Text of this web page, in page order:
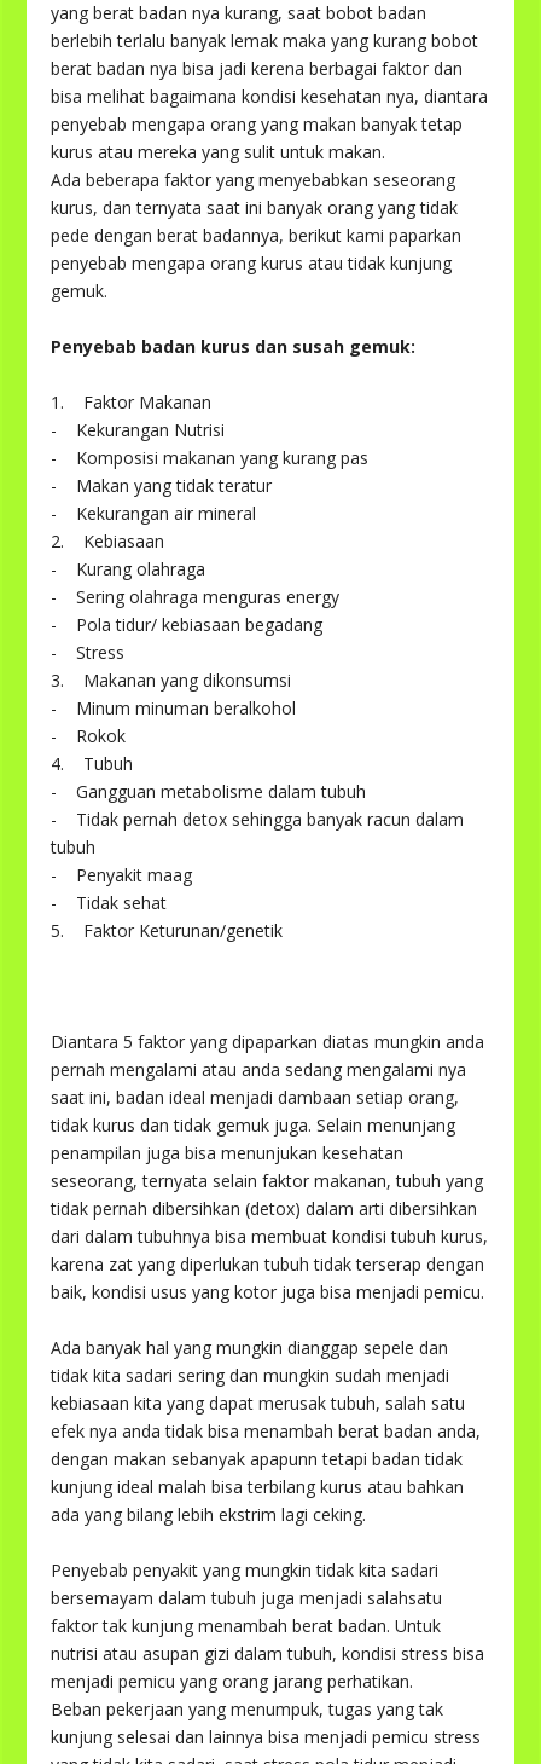
yang berat badan nya kurang, saat bobot badan
berlebih terlalu banyak lemak maka yang kurang bobot
berat badan nya bisa jadi kerena berbagai faktor dan
bisa melihat bagaimana kondisi kesehatan nya, diantara
penyebab mengapa orang yang makan banyak tetap
kurus atau mereka yang sulit untuk makan.
Ada beberapa faktor yang menyebabkan seseorang
kurus, dan ternyata saat ini banyak orang yang tidak
pede dengan berat badannya, berikut kami paparkan
penyebab mengapa orang kurus atau tidak kunjung
gemuk.
Penyebab badan kurus dan susah gemuk:
1. Faktor Makanan
- Kekurangan Nutrisi
- Komposisi makanan yang kurang pas
- Makan yang tidak teratur
- Kekurangan air mineral
2. Kebiasaan
- Kurang olahraga
- Sering olahraga menguras energy
- Pola tidur/ kebiasaan begadang
- Stress
3. Makanan yang dikonsumsi
- Minum minuman beralkohol
- Rokok
4. Tubuh
- Gangguan metabolisme dalam tubuh
- Tidak pernah detox sehingga banyak racun dalam
tubuh
- Penyakit maag
- Tidak sehat
5. Faktor Keturunan/genetik
Diantara 5 faktor yang dipaparkan diatas mungkin anda
pernah mengalami atau anda sedang mengalami nya
saat ini, badan ideal menjadi dambaan setiap orang,
tidak kurus dan tidak gemuk juga. Selain menunjang
penampilan juga bisa menunjukan kesehatan
seseorang, ternyata selain faktor makanan, tubuh yang
tidak pernah dibersihkan (detox) dalam arti dibersihkan
dari dalam tubuhnya bisa membuat kondisi tubuh kurus,
karena zat yang diperlukan tubuh tidak terserap dengan
baik, kondisi usus yang kotor juga bisa menjadi pemicu.
Ada banyak hal yang mungkin dianggap sepele dan
tidak kita sadari sering dan mungkin sudah menjadi
kebiasaan kita yang dapat merusak tubuh, salah satu
efek nya anda tidak bisa menambah berat badan anda,
dengan makan sebanyak apapunn tetapi badan tidak
kunjung ideal malah bisa terbilang kurus atau bahkan
ada yang bilang lebih ekstrim lagi ceking.
Penyebab penyakit yang mungkin tidak kita sadari
bersemayam dalam tubuh juga menjadi salahsatu
faktor tak kunjung menambah berat badan. Untuk
nutrisi atau asupan gizi dalam tubuh, kondisi stress bisa
menjadi pemicu yang orang jarang perhatikan.
Beban pekerjaan yang menumpuk, tugas yang tak
kunjung selesai dan lainnya bisa menjadi pemicu stress